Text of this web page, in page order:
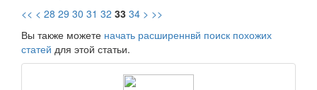
<< < 28 29 30 31 32 33 34 > >>
Вы также можете начать расширеннвй поиск похожих
статей для этой статьи.